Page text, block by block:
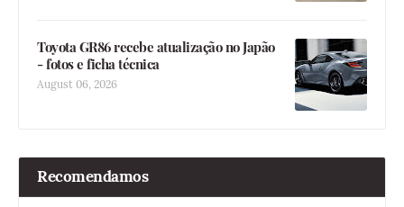
Toyota GR86 recebe atualização no Japão
- fotos e ficha técnica
August 06, 2026
Recomendamos